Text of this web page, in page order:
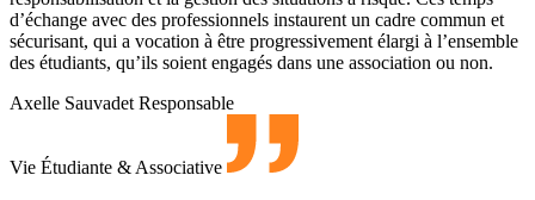
d’échange avec des professionnels instaurent un cadre commun et
sécurisant, qui a vocation à être progressivement élargi à l’ensemble
des étudiants, qu’ils soient engagés dans une association ou non.
Axelle Sauvadet Responsable
Vie Étudiante & Associative